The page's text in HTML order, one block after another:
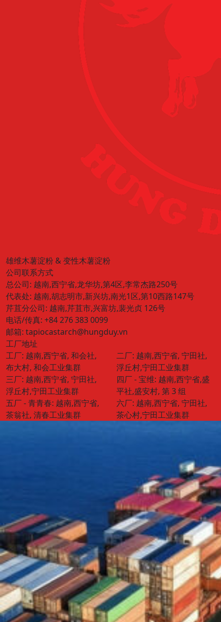
雄维木薯淀粉 & 变性木薯淀粉
公司联系方式
总公司: 越南,西宁省,龙华坊,第4区,李常杰路250号
代表处: 越南,胡志明市,新兴坊,南光1区,第10西路147号
芹苴分公司: 越南,芹苴市,兴富坊,裴光贞 126号
电话/传真: +84 276 383 0099
邮箱: tapiocastarch@hungduy.vn
工厂地址
工厂: 越南,西宁省, 和会社,
布大村, 和会工业集群
二厂: 越南,西宁省, 宁田社,
浮丘村,宁田工业集群
三厂: 越南,西宁省, 宁田社,
浮丘村,宁田工业集群
四厂 - 宝维: 越南,西宁省,盛
平社,盛安村, 第 3 组
五厂 - 青青春: 越南,西宁省,
茶翁社, 清春工业集群
六厂: 越南,西宁省, 宁田社,
茶心村,宁田工业集群